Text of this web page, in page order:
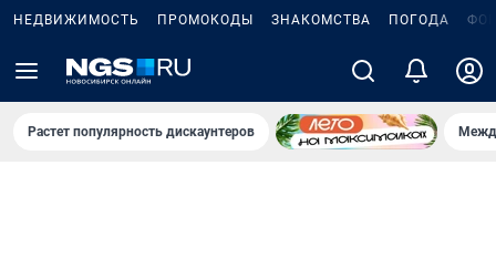
НЕДВИЖИМОСТЬ ПРОМОКОДЫ ЗНАКОМСТВА ПОГОДА
Растет популярность дискаунтеров